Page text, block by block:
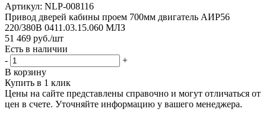
Артикул: NLP-008116
Привод дверей кабины проем 700мм двигатель АИР56
220/380В 0411.03.15.060 МЛЗ
51 469 руб./шт
Есть в наличии
-
+
В корзину
Купить в 1 клик
Цены на сайте представлены справочно и могут отличаться от
цен в счете. Уточняйте информацию у вашего менеджера.